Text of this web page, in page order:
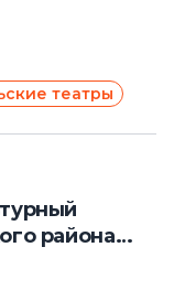
театры
района